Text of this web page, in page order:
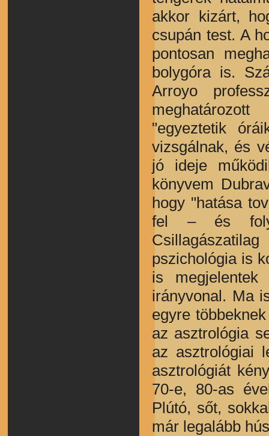
akkor kizárt,
csupán test. A
pontosan
bolygóra is.
Arroyo
"egyeztetik
vizsgálnak, és
jó ideje
könyvem
hogy "hatása
fel – és
pszichológia is
is
irányvonal. Ma
egyre
az asztrológia
az asztrológiai
asztrológiát
70-e, 80-as
Plútó, sőt,
már legalább